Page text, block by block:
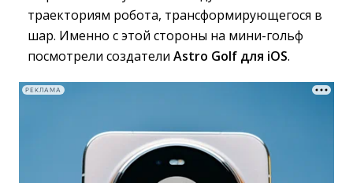
траекториям робота, трансформирующегося в
шар. Именно с этой стороны на мини-гольф
посмотрели создатели Astro Golf для iOS.
РЕКЛАМА